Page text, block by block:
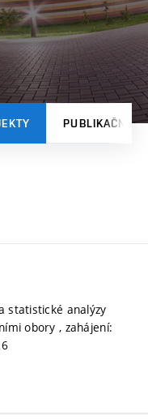
PUBLIKAČNÍ
statistické analýzy
obory , zahájení: